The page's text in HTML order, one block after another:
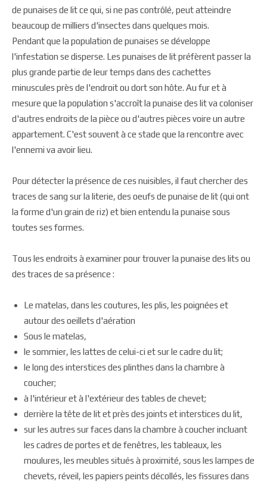
de punaises de lit ce qui, si ne pas contrôlé, peut atteindre
beaucoup de milliers d'insectes dans quelques mois.
Pendant que la population de punaises se développe
l'infestation se disperse. Les punaises de lit préfèrent passer la
plus grande partie de leur temps dans des cachettes
minuscules près de l'endroit ou dort son hôte. Au fur et à
mesure que la population s'accroît la punaise des lit va coloniser
d'autres endroits de la pièce ou d'autres pièces voire un autre
appartement. C'est souvent à ce stade que la rencontre avec
l'ennemi va avoir lieu.
Pour détecter la présence de ces nuisibles, il faut chercher des
traces de sang sur la literie, des oeufs de punaise de lit (qui ont
la forme d'un grain de riz) et bien entendu la punaise sous
toutes ses formes.
Tous les endroits à examiner pour trouver la punaise des lits ou
des traces de sa présence :
Le matelas, dans les coutures, les plis, les poignées et
autour des oeillets d'aération
Sous le matelas,
le sommier, les lattes de celui-ci et sur le cadre du lit;
le long des interstices des plinthes dans la chambre à
coucher;
à l'intérieur et à l'extérieur des tables de chevet;
derrière la tête de lit et près des joints et interstices du lit,
sur les autres sur faces dans la chambre à coucher incluant
les cadres de portes et de fenêtres, les tableaux, les
moulures, les meubles situés à proximité, sous les lampes de
chevets, réveil, les papiers peints décollés, les fissures dans